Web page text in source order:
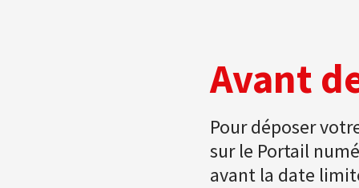
Avant
Pour déposer
sur le Portail
avant la date